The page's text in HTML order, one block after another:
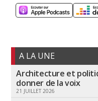
A LA UNE
Architecture et
donner de la voix
21 JUILLET 2026